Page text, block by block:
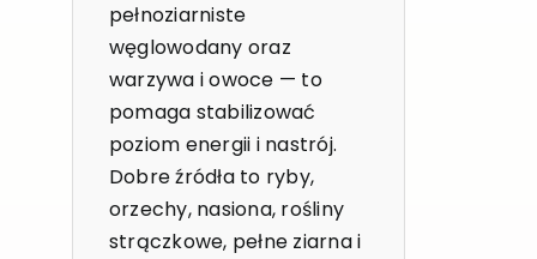
pełnoziarniste
węglowodany oraz
warzywa i owoce — to
pomaga stabilizować
poziom energii i nastrój.
Dobre źródła to ryby,
orzechy, nasiona, rośliny
strączkowe, pełne ziarna i